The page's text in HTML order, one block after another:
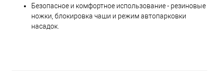
Безопасное и комфортное использование - резиновые
ножки, блокировка чаши и режим автопарковки
насадок.